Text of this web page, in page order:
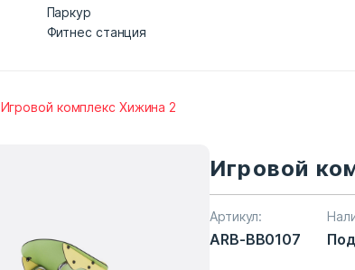
Паркур
Фитнес станция
Игровой комплекс Хижина 2
Игровой
Артикул:
ARB-BB0107